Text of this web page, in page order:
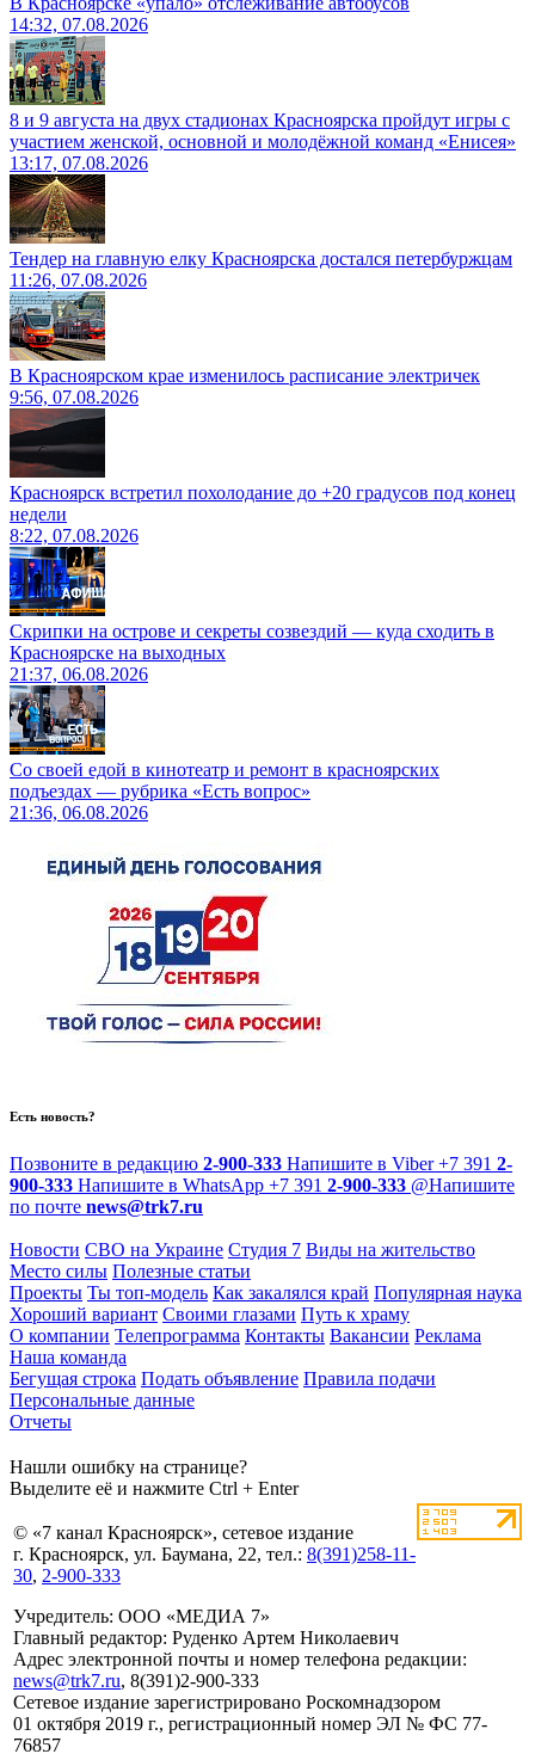
14:32, 07.08.2026
8 и 9 августа на двух стадионах Красноярска пройдут игры с
участием женской, основной и молодёжной команд «Енисея»
13:17, 07.08.2026
Тендер на главную елку Красноярска достался петербуржцам
11:26, 07.08.2026
В Красноярском крае изменилось расписание электричек
9:56, 07.08.2026
Красноярск встретил похолодание до +20 градусов под конец
недели
8:22, 07.08.2026
Скрипки на острове и секреты созвездий — куда сходить в
Красноярске на выходных
21:37, 06.08.2026
Со своей едой в кинотеатр и ремонт в красноярских
подъездах — рубрика «Есть вопрос»
21:36, 06.08.2026
Есть новость?
Позвоните в редакцию 2-900-333 Напишите в Viber +7 391 2-
900-333 Напишите в WhatsApp +7 391 2-900-333 @Напишите
по почте news@trk7.ru
Новости СВО на Украине Студия 7 Виды на жительство
Место силы Полезные статьи
Проекты Ты топ-модель Как закалялся край Популярная наука
Хороший вариант Своими глазами Путь к храму
О компании Телепрограмма Контакты Вакансии Реклама
Наша команда
Бегущая строка Подать объявление Правила подачи
Персональные данные
Отчеты
Нашли ошибку на странице?
Выделите её и нажмите Ctrl + Enter
© «7 канал Красноярск», сетевое издание
г. Красноярск, ул. Баумана, 22, тел.: 8(391)258-11-
30, 2-900-333
Учредитель: ООО «МЕДИА 7»
Главный редактор: Руденко Артем Николаевич
Адрес электронной почты и номер телефона редакции:
news@trk7.ru, 8(391)2-900-333
Сетевое издание зарегистрировано Роскомнадзором
01 октября 2019 г., регистрационный номер ЭЛ № ФС 77-
76857